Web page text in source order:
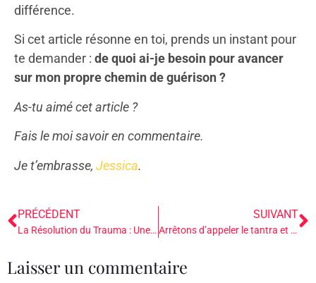
différence.
Si cet article résonne en toi, prends un instant pour
te demander : de quoi ai-je besoin pour avancer
sur mon propre chemin de guérison ?
As-tu aimé cet article ?
Fais le moi savoir en commentaire.
Je t’embrasse, Jessica.
PRÉCÉDENT
La Résolution du Trauma : Une Approche Thérapeutique Complète en Trois Étapes
SUIVANT
Arrêtons d’appeler le tantra et la sexualité sacrée de la thérapie
Laisser un commentaire